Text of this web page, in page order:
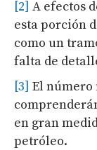
[2] A efectos
esta porción
como un
falta de
[3] El
en gran
petróleo.